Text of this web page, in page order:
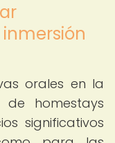
orales en la
homestays
significativos